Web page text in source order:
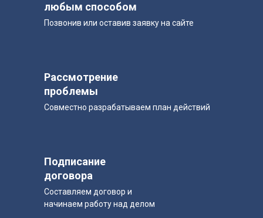
любым способом
Позвонив или оставив заявку на сайте
Рассмотрение
проблемы
Совместно разрабатываем план действий
Подписание
договора
Составляем договор и
начинаем работу над делом